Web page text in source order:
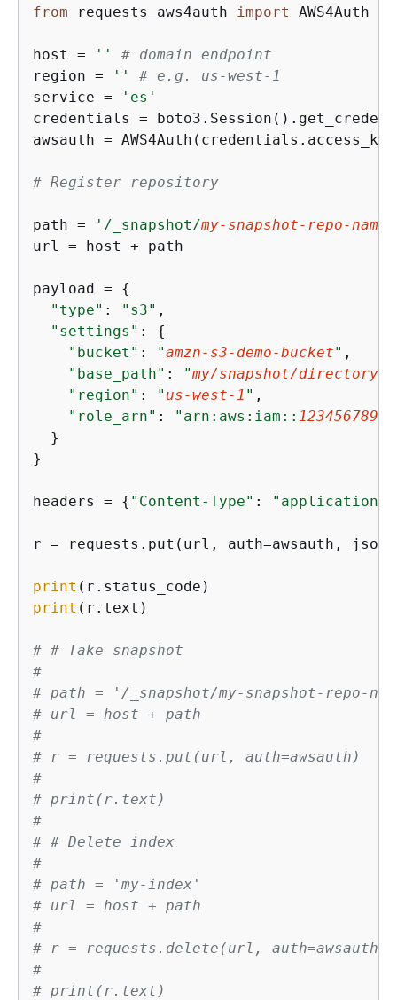
from requests_aws4auth import AWS4Auth
host = ''
# domain endpoint
region =
''
# e.g. us-west-1
service =
'es'
credentials =
awsauth =
# Register repository
path = '/_snapshot/my-snapshot-repo-name
url = host + path
payload = {
"type" : "s3" ,
"settings" : {
"bucket" : "amzn-s3-demo-bucket" ,
"base_path" : "my/snapshot/directory
"region" : " us-west-1 " ,
"role_arn" : "arn:aws:iam::
  }
}
headers = { "Content-Type" : "application/
r = requests.put(url, auth=awsauth,
print
print (r.text)
# # Take snapshot
#
# path = '/_snapshot/my-snapshot-repo-
# url = host + path
#
# r = requests.put(url, auth=awsauth)
#
# print(r.text)
#
# # Delete index
#
# path = 'my-index'
# url = host + path
#
# r = requests.delete(url, auth=awsauth)
#
# print(r.text)